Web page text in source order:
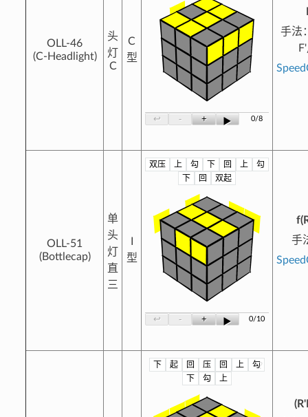
OLL-46
(C-Headlight)
头
灯
C
C
型
↩ - + ▶ 0/8
手法
OLL-51
(Bottlecap)
单
头
灯
直
三
型
双压 上 勾 下 回 上
勾
下
回 双起
?
↩ - + ▶ 0/10
手
下 起 回 压 回 上
勾
下
勾 上
?